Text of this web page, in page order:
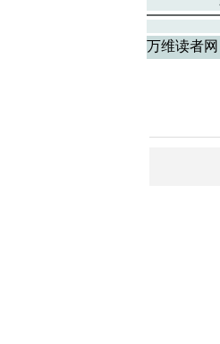
万维读者网